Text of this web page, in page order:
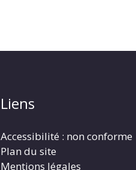
Liens
Accessibilité : non conforme
Plan du site
Mentions légales